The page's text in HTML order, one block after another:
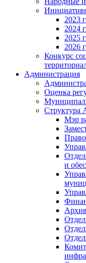
2023
2024
2025
2026
Конкурс
Администрация
Оценка
Структура
Мэр
и
Отдел